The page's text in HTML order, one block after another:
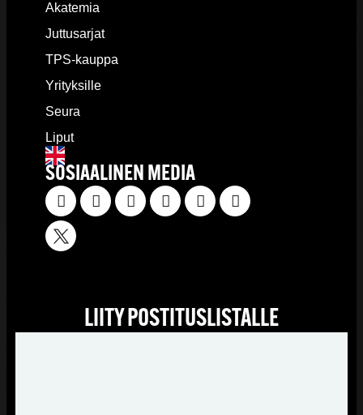
Akatemia
Juttusarjat
TPS-kauppa
Yrityksille
Seura
Liput
SOSIAALINEN MEDIA
LIITY POSTITUSLISTALLE